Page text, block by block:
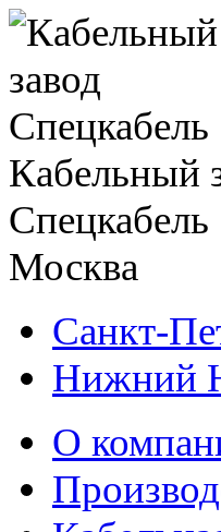
Кабельный
Спецкабель
Москва
Санкт-
Нижний
О